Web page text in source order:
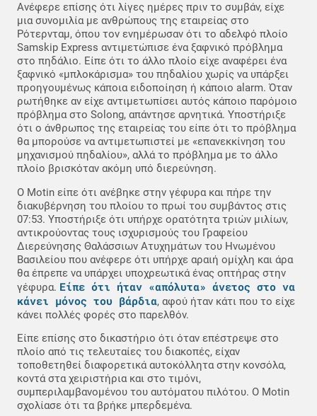
Ανέφερε επίσης ότι λίγες ημέρες πριν το συμβάν, είχε
μια συνομιλία με ανθρώπους της εταιρείας στο
Ρότερνταμ, όπου τον ενημέρωσαν ότι το αδελφό πλοίο
Samskip Express αντιμετώπισε ένα ξαφνικό πρόβλημα
στο πηδάλιο. Είπε ότι το άλλο πλοίο είχε αναφέρει ένα
ξαφνικό «μπλοκάρισμα» του πηδαλίου χωρίς να υπάρξει
προηγουμένως κάποια ειδοποίηση ή κάποιο alarm. Όταν
ρωτήθηκε αν είχε αντιμετωπίσει αυτός κάποιο παρόμοιο
πρόβλημα στο Solong, απάντησε αρνητικά. Υποστήριξε
ότι ο άνθρωπος της εταιρείας του είπε ότι το πρόβλημα
θα μπορούσε να αντιμετωπιστεί με «επανεκκίνηση του
μηχανισμού πηδαλίου», αλλά το πρόβλημα με το άλλο
πλοίο βρισκόταν ακόμη υπό διερεύνηση.
Ο Motin είπε ότι ανέβηκε στην γέφυρα και πήρε την
διακυβέρνηση του πλοίου το πρωί του συμβάντος στις
07:53. Υποστήριξε ότι υπήρχε ορατότητα τριών μιλίων,
αντικρούοντας τους ισχυρισμούς του Γραφείου
Διερεύνησης Θαλάσσιων Ατυχημάτων του Ηνωμένου
Βασιλείου που ανέφερε ότι υπήρχε αραιή ομίχλη και άρα
θα έπρεπε να υπάρχει υποχρεωτικά ένας οπτήρας στην
γέφυρα. Είπε ότι ήταν «απόλυτα» άνετος στο να
κάνει μόνος του βάρδια, αφού ήταν κάτι που το είχε
κάνει πολλές φορές στο παρελθόν.
Είπε επίσης στο δικαστήριο ότι όταν επέστρεψε στο
πλοίο από τις τελευταίες του διακοπές, είχαν
τοποθετηθεί διαφορετικά αυτοκόλλητα στην κονσόλα,
κοντά στα χειριστήρια και στο τιμόνι,
συμπεριλαμβανομένου του αυτόματου πιλότου. Ο Motin
σχολίασε ότι τα βρήκε μπερδεμένα.